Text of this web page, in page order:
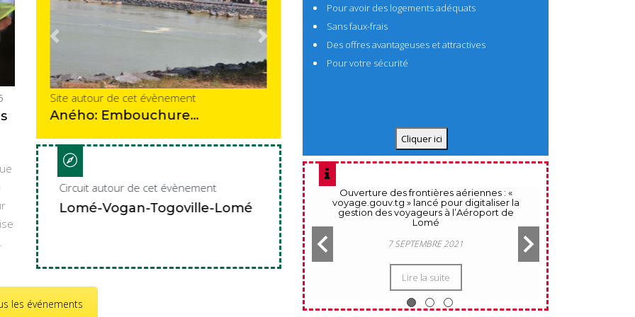
Site autour de cet évènement
Frontière Togo-Bénin
Previous Next
Circuit autour de cet évènement
Lomé-Agdodrafo-Aného
Previous Next
les événements
Pour avoir des logements adéquats
Sans faux-frais
Des offres avantageuses et attractives
Pour votre sécurité
Cliquer ici
Lancement de TOGO SAFE, une
application mobile pour lutter contre la
propagation de la COVID-19 au Togo
Lire la suite
Ouverture des frontières aériennes : «
voyage.gouv.tg » lancé pour digitaliser la
gestion des voyageurs à l’Aéroport de
Lomé
7 SEPTEMBRE 2021
Lire la suite